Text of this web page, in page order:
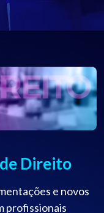
Direito
e novos
profissionais